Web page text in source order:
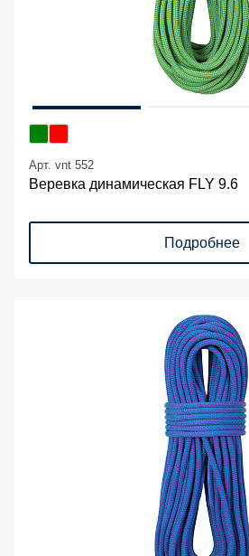
Арт. vnt 552
Веревка динамическая FLY 9.6
Подробнее